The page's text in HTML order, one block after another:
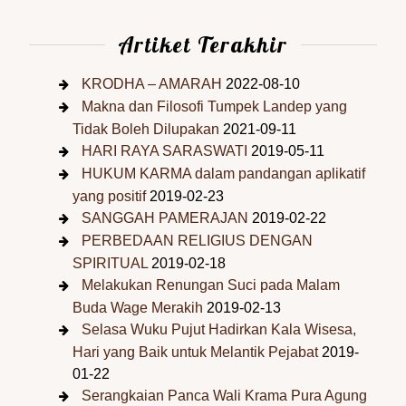
Artiket Terakhir
KRODHA – AMARAH 2022-08-10
Makna dan Filosofi Tumpek Landep yang
Tidak Boleh Dilupakan 2021-09-11
HARI RAYA SARASWATI 2019-05-11
HUKUM KARMA dalam pandangan aplikatif
yang positif 2019-02-23
SANGGAH PAMERAJAN 2019-02-22
PERBEDAAN RELIGIUS DENGAN
SPIRITUAL 2019-02-18
Melakukan Renungan Suci pada Malam
Buda Wage Merakih 2019-02-13
Selasa Wuku Pujut Hadirkan Kala Wisesa,
Hari yang Baik untuk Melantik Pejabat 2019-
01-22
Serangkaian Panca Wali Krama Pura Agung